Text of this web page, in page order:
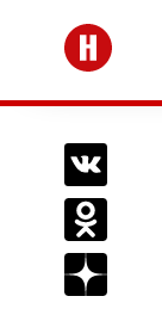
Перейти